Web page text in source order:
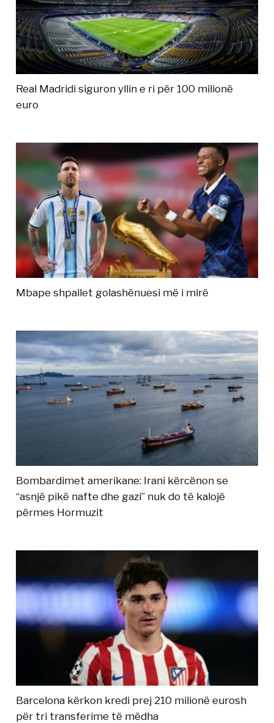
Real Madridi siguron yllin e ri për 100 milionë
euro
Mbape shpallet golashënuesi më i mirë
Bombardimet amerikane: Irani kërcënon se
“asnjë pikë nafte dhe gazi” nuk do të kalojë
përmes Hormuzit
Barcelona kërkon kredi prej 210 milionë eurosh
për tri transferime të mëdha